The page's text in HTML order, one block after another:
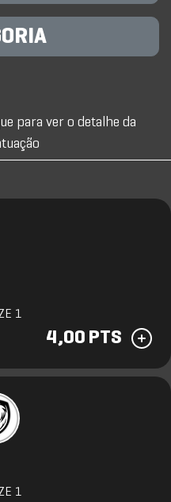
para ver o detalhe da
1
4,00 PTS
1